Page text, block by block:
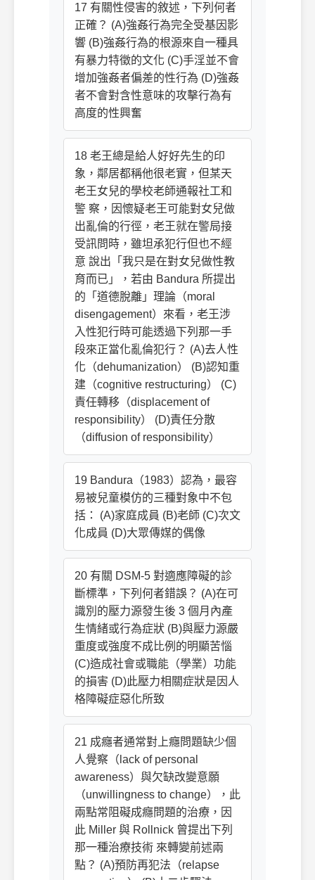
17 有關性侵害的敘述，下列何者
正確？ (A)強姦行為完全受基因影
響 (B)強姦行為的根源來自一種具
有暴力特徵的文化 (C)手淫並不會
增加強姦者偏差的性行為 (D)強姦
者不會對含性意味的攻擊行為有
高度的性興奮
18 老王總是給人好好先生的印
象，鄰居都稱他很老實，但某天
老王女兒的學校老師通報社工和
警 察，因懷疑老王可能對女兒做
出亂倫的行徑，老王就在警局接
受訊問時，雖坦承犯行但也不經
意 說出「我只是在對女兒做性教
育而已」，若由 Bandura 所提出
的「道德脫離」理論（moral
disengagement）來看，老王涉
入性犯行時可能透過下列那一手
段來正當化亂倫犯行？ (A)去人性
化（dehumanization） (B)認知重
建（cognitive restructuring） (C)
責任轉移（displacement of
responsibility） (D)責任分散
（diffusion of responsibility）
19 Bandura（1983）認為，最容
易被兒童模仿的三種對象中不包
括： (A)家庭成員 (B)老師 (C)次文
化成員 (D)大眾傳媒的偶像
20 有關 DSM-5 對適應障礙的診
斷標準，下列何者錯誤？ (A)在可
識別的壓力源發生後 3 個月內產
生情緒或行為症狀 (B)與壓力源嚴
重度或強度不成比例的明顯苦惱
(C)造成社會或職能（學業）功能
的損害 (D)此壓力相關症狀是因人
格障礙症惡化所致
21 成癮者通常對上癮問題缺少個
人覺察（lack of personal
awareness）與欠缺改變意願
（unwillingness to change），此
兩點常阻礙成癮問題的治療，因
此 Miller 與 Rollnick 曾提出下列
那一種治療技術 來轉變前述兩
點？ (A)預防再犯法（relapse